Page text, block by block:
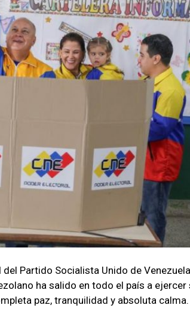
Partido Socialista Unido de
ha salido en todo el país a ejercer
paz, tranquilidad y absoluta calma.